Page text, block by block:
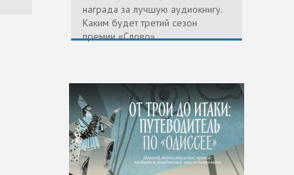
награда за лучшую аудиокнигу.
Каким будет третий сезон
премии «Слово»